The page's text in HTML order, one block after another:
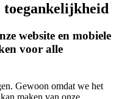
toegankelijkheid
website en mobiele
voor alle
Gewoon omdat we het
maken van onze